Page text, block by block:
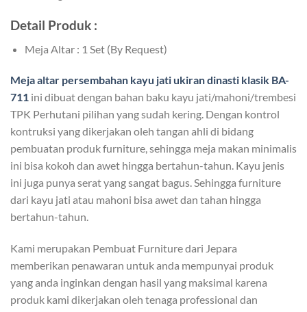
Detail Produk :
Meja Altar : 1 Set (By Request)
Meja altar persembahan kayu jati ukiran dinasti klasik BA-
711 ini dibuat dengan bahan baku kayu jati/mahoni/trembesi
TPK Perhutani pilihan yang sudah kering. Dengan kontrol
kontruksi yang dikerjakan oleh tangan ahli di bidang
pembuatan produk furniture, sehingga meja makan minimalis
ini bisa kokoh dan awet hingga bertahun-tahun. Kayu jenis
ini juga punya serat yang sangat bagus. Sehingga furniture
dari kayu jati atau mahoni bisa awet dan tahan hingga
bertahun-tahun.
Kami merupakan Pembuat Furniture dari Jepara
memberikan penawaran untuk anda mempunyai produk
yang anda inginkan dengan hasil yang maksimal karena
produk kami dikerjakan oleh tenaga professional dan